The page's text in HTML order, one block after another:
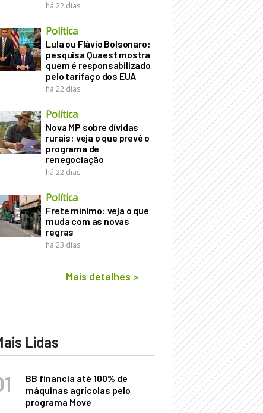
há 22 dias
Política
Lula ou Flávio Bolsonaro:
pesquisa Quaest mostra
quem é responsabilizado
pelo tarifaço dos EUA
há 22 dias
Política
Nova MP sobre dívidas
rurais: veja o que prevê o
programa de
renegociação
há 22 dias
Política
Frete mínimo: veja o que
muda com as novas
regras
há 23 dias
Mais detalhes >
Lidas
BB financia até 100% de
máquinas agrícolas pelo
programa Move